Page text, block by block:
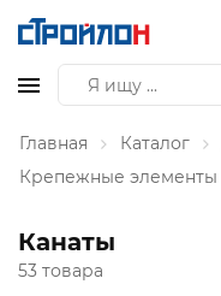
Главная Каталог
Крепежные элементы
Канаты
53 товара